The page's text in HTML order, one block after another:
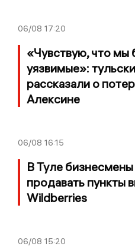
06/08 17:20
«Чувствую, что мы
уязвимые»:
рассказали о
Алексине
06/08 16:15
В Туле
продавать пункты
Wildberries
06/08 15:20